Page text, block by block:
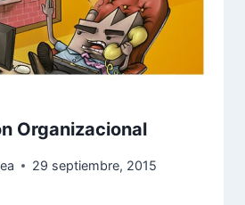
Organizacional
29 septiembre, 2015